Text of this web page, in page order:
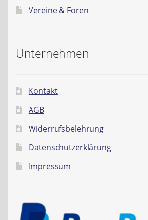
Vereine & Foren
Unternehmen
Kontakt
AGB
Widerrufsbelehrung
Datenschutzerklärung
Impressum